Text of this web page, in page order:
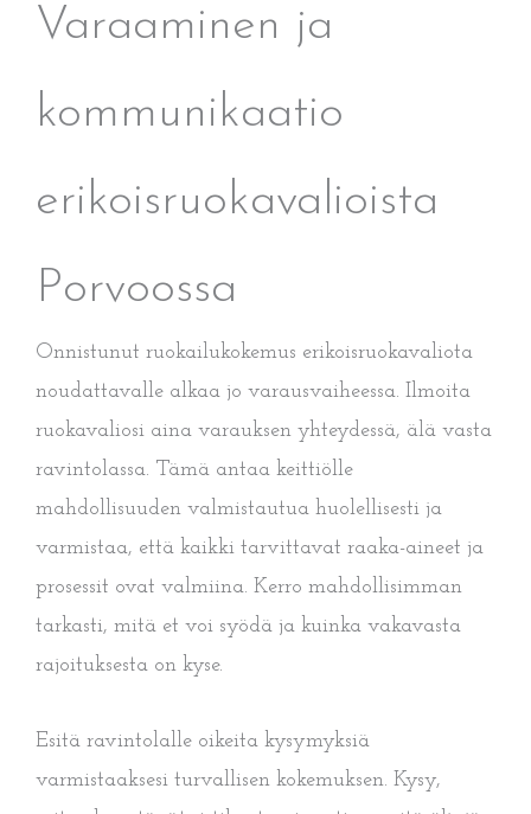
Varaaminen ja
kommunikaatio
erikoisruokavalioista
Porvoossa
Onnistunut ruokailukokemus erikoisruokavaliota
noudattavalle alkaa jo varausvaiheessa. Ilmoita
ruokavaliosi aina varauksen yhteydessä, älä vasta
ravintolassa. Tämä antaa keittiölle
mahdollisuuden valmistautua huolellisesti ja
varmistaa, että kaikki tarvittavat raaka-aineet ja
prosessit ovat valmiina. Kerro mahdollisimman
tarkasti, mitä et voi syödä ja kuinka vakavasta
rajoituksesta on kyse.
Esitä ravintolalle oikeita kysymyksiä
varmistaaksesi turvallisen kokemuksen. Kysy,